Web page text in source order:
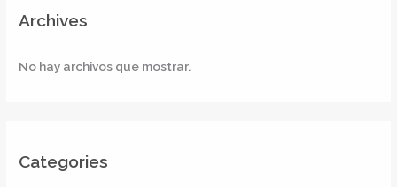
Archives
No hay archivos que mostrar.
Categories